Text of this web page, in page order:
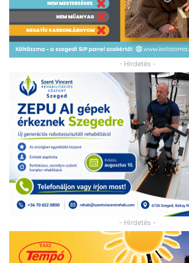
- Hirdetés -
- Hirdetés -